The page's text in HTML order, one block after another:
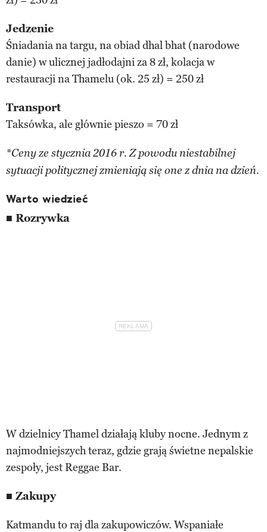
Jedzenie
Śniadania na targu, na obiad dhal bhat (narodowe
danie) w ulicznej jadłodajni za 8 zł, kolacja w
restauracji na Thamelu (ok. 25 zł) = 250 zł
Transport
Taksówka, ale głównie pieszo = 70 zł
*Ceny ze stycznia 2016 r. Z powodu niestabilnej
sytuacji politycznej zmieniają się one z dnia na dzień.
Warto wiedzieć
■ Rozrywka
W dzielnicy Thamel działają kluby nocne. Jednym z
najmodniejszych teraz, gdzie grają świetne nepalskie
zespoły, jest Reggae Bar.
■ Zakupy
Katmandu to raj dla zakupowiczów. Wspaniałe